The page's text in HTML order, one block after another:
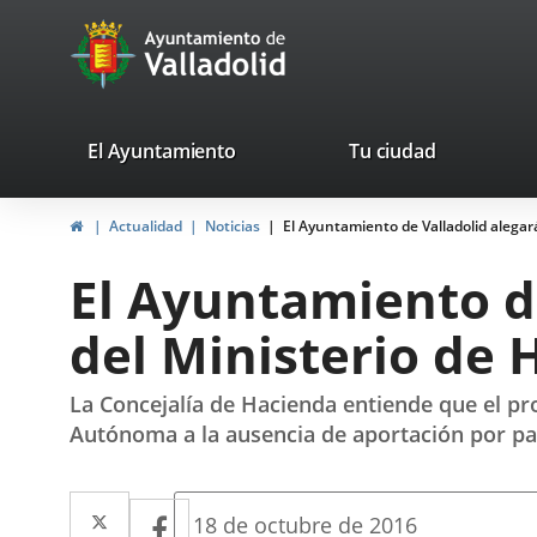
Portal
Web
Ayuntamiento
de
valladolid.es
El Ayuntamiento Tu ciudad
HomeActualidad Noticias El Ayuntamiento de Valladolid
El Ayuntamiento
del Ministerio de
La Concejalía de Hacienda entiende que el
Autónoma a la ausencia de aportación por
Twitter
EnlaceFacebook
Enlace
Fecha
18 de octubre de 2016